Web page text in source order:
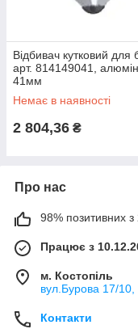
Відбивач кутковий для
арт. 814149041,
41мм
Немає в наявності
2 804,36 ₴
Про нас
98% позитивних з
Працює з
м. Костопіль
вул.Бурова 17/10,
Контакти